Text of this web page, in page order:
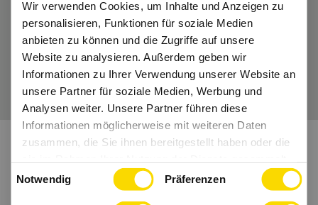
Wir verwenden Cookies, um Inhalte und Anzeigen zu
personalisieren, Funktionen für soziale Medien
anbieten zu können und die Zugriffe auf unsere
Website zu analysieren. Außerdem geben wir
Informationen zu Ihrer Verwendung unserer Website an
unsere Partner für soziale Medien, Werbung und
Analysen weiter. Unsere Partner führen diese
Informationen möglicherweise mit weiteren Daten
zusammen, die Sie ihnen bereitgestellt haben oder die
haben.
Notwendig Präferenzen
Wir freuen uns auf Dich.